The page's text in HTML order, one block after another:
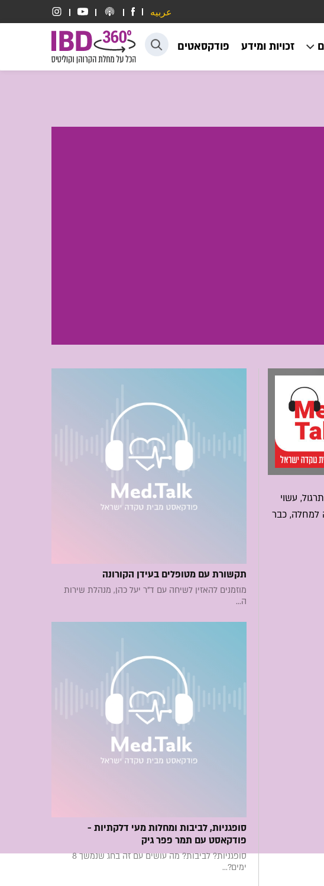
عربيه
דלג לתוכן
זכויות ומידע פודקסאטים
עשוי
למחלה, כבר
תקשורת עם מטופלים בעידן הקורונה
מוזמנים להאזין לשיחה עם ד"ר יעל כהן, מנהלת שירות
ה...
סופגניות, לביבות ומחלות מעי דלקתיות -
פודקאסט עם תמר פפר גיק
סופגניות? לביבות? מה עושים עם זה בחג שנמשך 8
ימים?...